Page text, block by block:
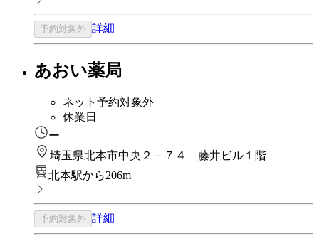
予約対象外 詳細
あおい薬局
ネット予約対象外
休業日
ー
埼玉県北本市中央２－７４ 藤井ビル１階
北本駅から206m
予約対象外 詳細